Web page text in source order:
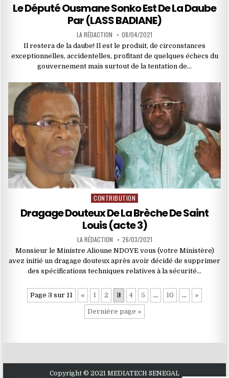
Le Député Ousmane Sonko Est De La Daube
Par (LASS BADIANE)
LA RÉDACTION 08/04/2021
Il restera de la daube! Il est le produit, de circonstances
exceptionnelles, accidentelles, profitant de quelques échecs du
gouvernement mais surtout de la tentation de…
Posted
CONTRIBUTION
Dragage Douteux De La Brèche De Saint
Louis (acte 3)
LA RÉDACTION 26/03/2021
Monsieur le Ministre Alioune NDOYE vous (votre Ministère)
avez initié un dragage douteux après avoir décidé de supprimer
des spécifications techniques relatives à la sécurité…
Page 3 sur 11 « 1 2 3 4 5 … 10 … »
Dernière page »
Copyright © 2021 MEDIATECH SENEGAL